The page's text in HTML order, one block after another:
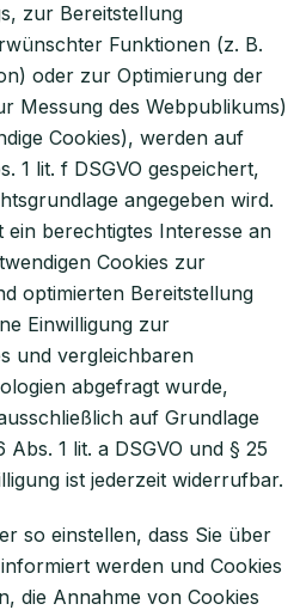
zur Bereitstellung
Funktionen (z. B.
oder zur Optimierung der
Messung des Webpublikums)
Cookies), werden auf
1 lit. f DSGVO gespeichert,
angegeben wird.
ein berechtigtes Interesse an
Cookies zur
optimierten Bereitstellung
Einwilligung zur
und vergleichbaren
abgefragt wurde,
auf Grundlage
1 lit. a DSGVO und § 25
ist jederzeit widerrufbar.
so einstellen, dass Sie über
werden und Cookies
die Annahme von Cookies